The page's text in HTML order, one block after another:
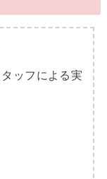
ッフによる実